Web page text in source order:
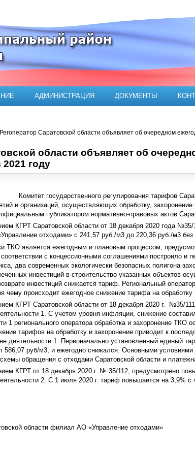
района
АДМИНИСТРАЦИЯ ДОКУМЕНТЫ
Саратовской области объявляет об очередном
области объявляет об
году
Комитет государственного регулирования тарифов
и организаций, осуществляющих обработку,
публикатором нормативно-правовых актов
КГРТ Саратовской области от 18 декабря 2020 года
отходами» с 241,57 руб./м3 до 220,36 руб./м3
ТКО является ежегодным и плановым процессом,
с концессионными соглашениями построило и
два современных экологически безопасных полигона
инвестиций в строительство указанных объектов
инвестиций снижается тариф. Региональный
чему происходит ежегодное снижение тарифа на
КГРТ Саратовской области от 18 декабря 2020 г. №35/
1. С учетом уровня инфляции, снижение
1 регионального оператора обработка и захоронение ТКО
тарифов на обработку и захоронение приводит к
деятельности 1. Первоначально установленный единый
586,07 руб/м3, и ежегодно снижался. Основными
обращения с отходами Саратовской области и
КГРТ от 18 декабря 2020 г. № 35/112, предусмотрено
2. С 1 июля 2020 г. тариф повышается на 3,9%
области филиал АО «Управление отходами»